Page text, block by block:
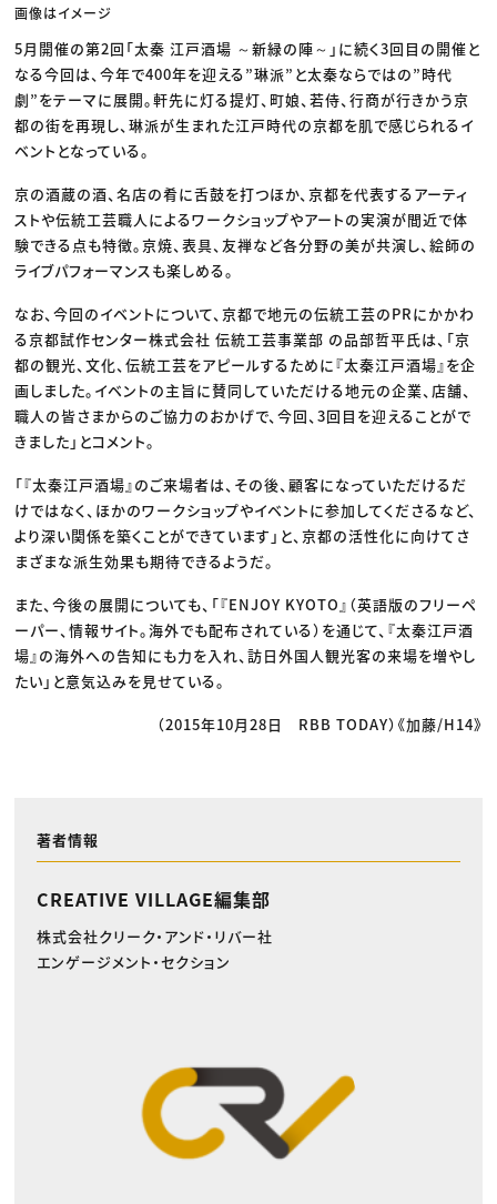
画像はイメージ
5月開催の第2回「太秦 江戸酒場 ～新緑の陣～」に続く3回目の開催と
なる今回は、今年で400年を迎える”琳派”と太秦ならではの”時代
劇”をテーマに展開。軒先に灯る提灯、町娘、若侍、行商が行きかう京
都の街を再現し、琳派が生まれた江戸時代の京都を肌で感じられるイ
ベントとなっている。
京の酒蔵の酒、名店の肴に舌鼓を打つほか、京都を代表するアーティ
ストや伝統工芸職人によるワークショップやアートの実演が間近で体
験できる点も特徴。京焼、表具、友禅など各分野の美が共演し、絵師の
ライブパフォーマンスも楽しめる。
なお、今回のイベントについて、京都で地元の伝統工芸のPRにかかわ
る京都試作センター株式会社 伝統工芸事業部 の品部哲平氏は、「京
都の観光、文化、伝統工芸をアピールするために『太秦江戸酒場』を企
画しました。イベントの主旨に賛同していただける地元の企業、店舗、
職人の皆さまからのご協力のおかげで、今回、3回目を迎えることがで
きました」とコメント。
「『太秦江戸酒場』のご来場者は、その後、顧客になっていただけるだ
けではなく、ほかのワークショップやイベントに参加してくださるなど、
より深い関係を築くことができています」と、京都の活性化に向けてさ
まざまな派生効果も期待できるようだ。
また、今後の展開についても、「『ENJOY KYOTO』（英語版のフリーペ
ーパー、情報サイト。海外でも配布されている）を通じて、『太秦江戸酒
場』の海外への告知にも力を入れ、訪日外国人観光客の来場を増やし
たい」と意気込みを見せている。
（2015年10月28日 RBB TODAY）《加藤/H14》
著者情報
CREATIVE VILLAGE編集部
株式会社クリーク・アンド・リバー社
エンゲージメント・セクション